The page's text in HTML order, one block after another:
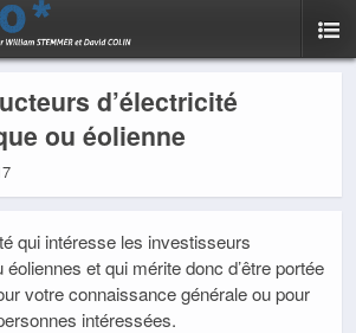
d’électricité
ou éolienne
qui intéresse les investisseurs
et qui mérite donc d’être portée
votre connaissance générale ou pour
intéressées.